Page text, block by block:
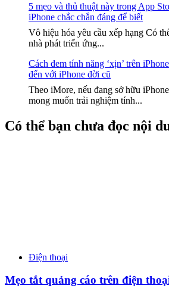
5 mẹo và thủ thuật này trong App
iPhone chắc chắn đáng để biết
Vô hiệu hóa yêu cầu xếp hạng Có
nhà phát triển ứng...
Cách đem tính năng ‘xịn’ trên
đến với iPhone đời cũ
Theo iMore, nếu đang sở hữu
mong muốn trải nghiệm tính...
Có thể bạn chưa đọc nội
Điện thoại
Mẹo tắt quảng cáo trên điện